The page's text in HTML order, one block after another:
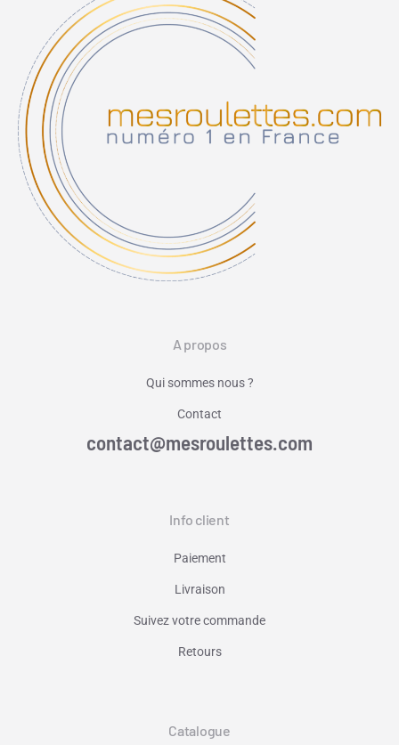
A propos
Qui sommes nous ?
Contact
contact@mesroulettes.com
Info client
Paiement
Livraison
Suivez votre commande
Retours
Catalogue